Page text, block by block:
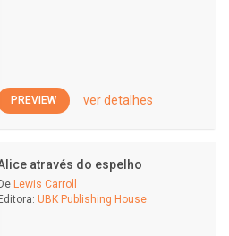
PREVIEW ver detalhes
através do espelho
De Lewis Carroll
Editora: UBK Publishing House